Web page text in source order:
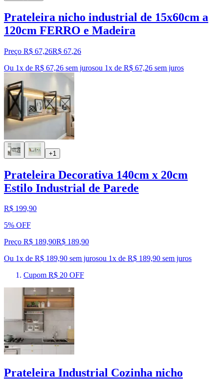
Prateleira nicho industrial de 15x60cm a
120cm FERRO e Madeira
Preço R$ 67,26R$ 67,26
Ou 1x de R$ 67,26 sem jurosou 1x de R$ 67,26 sem juros
+1
Prateleira Decorativa 140cm x 20cm
Estilo Industrial de Parede
R$ 199,90
5% OFF
Preço R$ 189,90R$ 189,90
Ou 1x de R$ 189,90 sem jurosou 1x de R$ 189,90 sem juros
Cupom R$ 20 OFF
Prateleira Industrial Cozinha nicho